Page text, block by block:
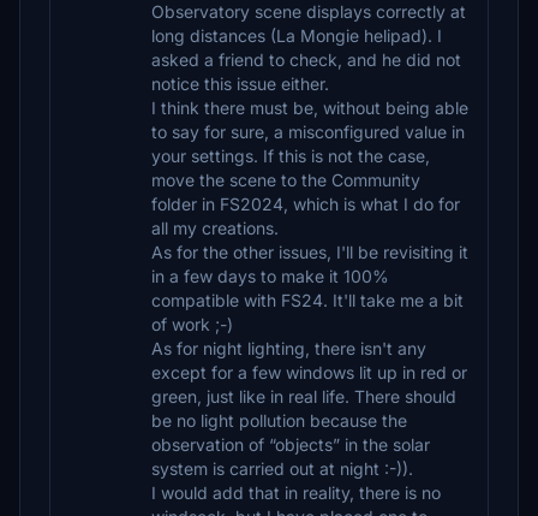
Observatory scene displays correctly at
long distances (La Mongie helipad). I
asked a friend to check, and he did not
notice this issue either.
I think there must be, without being able
to say for sure, a misconfigured value in
your settings. If this is not the case,
move the scene to the Community
folder in FS2024, which is what I do for
all my creations.
As for the other issues, I'll be revisiting it
in a few days to make it 100%
compatible with FS24. It'll take me a bit
of work ;-)
As for night lighting, there isn't any
except for a few windows lit up in red or
green, just like in real life. There should
be no light pollution because the
observation of “objects” in the solar
system is carried out at night :-)).
I would add that in reality, there is no